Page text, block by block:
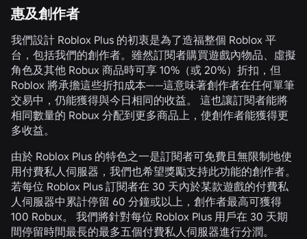
惠及創作者
我們設計 Roblox Plus 的初衷是為了造福整個 Roblox 平
台，包括我們的創作者。雖然訂閱者購買遊戲內物品、虛擬
角色及其他 Robux 商品時可享 10%（或 20%）折扣，但
Roblox 將承擔這些折扣成本——這意味著創作者在任何單筆
交易中，仍能獲得與今日相同的收益。 這也讓訂閱者能將
相同數量的 Robux 分配到更多商品上，使創作者能獲得更
多收益。
由於 Roblox Plus 的特色之一是訂閱者可免費且無限制地使
用付費私人伺服器，我們也希望獎勵支持此功能的創作者。
若每位 Roblox Plus 訂閱者在 30 天內於某款遊戲的付費私
人伺服器中累計停留 60 分鐘或以上，創作者最高可獲得
100 Robux。 我們將針對每位 Roblox Plus 用戶在 30 天期
間停留時間最長的最多五個付費私人伺服器進行分潤。